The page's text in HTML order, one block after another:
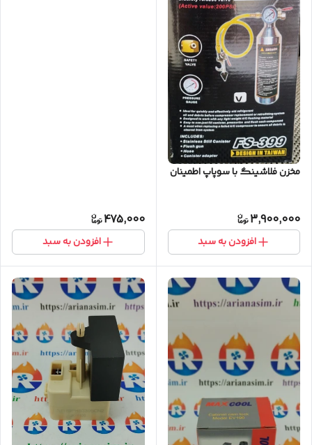
مخزن فلاشینگ با سوپاپ اطمینان
3,900,000
افزودن به سبد
475,000
افزودن به سبد